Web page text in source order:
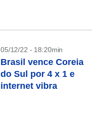
05/12/22 - 18:20min
Brasil vence Coreia
do Sul por 4 x 1 e
internet vibra